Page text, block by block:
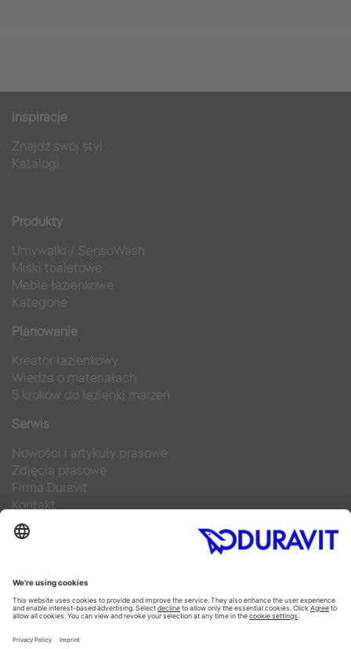
Inspiracje
Znajdź swój styl
Katalogi
Produkty
Umywalki / SensoWash
Miski toaletowe
Meble łazienkowe
Kategorie
Planowanie
Kreator łazienkowy
Wiedza o materiałach
5 kroków do łazienki marzeń
Serwis
Nowości i artykuły prasowe
Zdjęcia prasowe
Firma Duravit
Kontakt
Najczęściej zadawane pytania
Facebook
Instagram
Pinterest
Blog